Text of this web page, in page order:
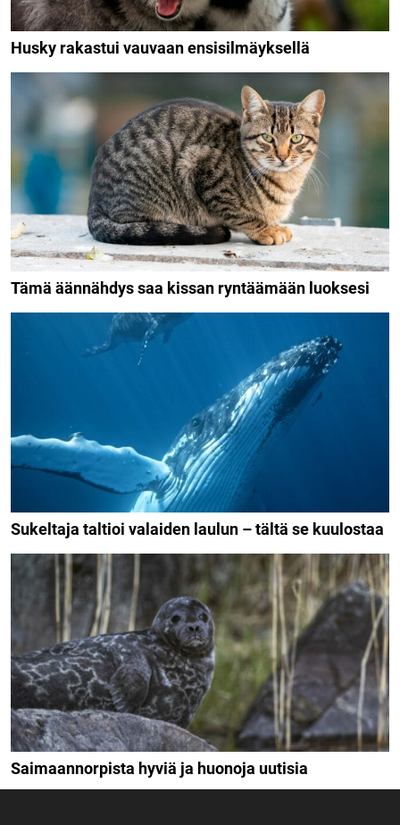
Husky rakastui vauvaan ensisilmäyksellä
Tämä äännähdys saa kissan ryntäämään luoksesi
Sukeltaja taltioi valaiden laulun – tältä se kuulostaa
Saimaannorpista hyviä ja huonoja uutisia